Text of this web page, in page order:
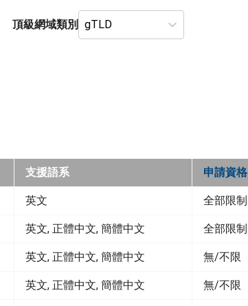
頂級網域類別
支援語系 申請資格
英文 全部限制
英文, 正體中文, 簡體中文 全部限制
英文, 正體中文, 簡體中文 無/不限
英文, 正體中文, 簡體中文 無/不限